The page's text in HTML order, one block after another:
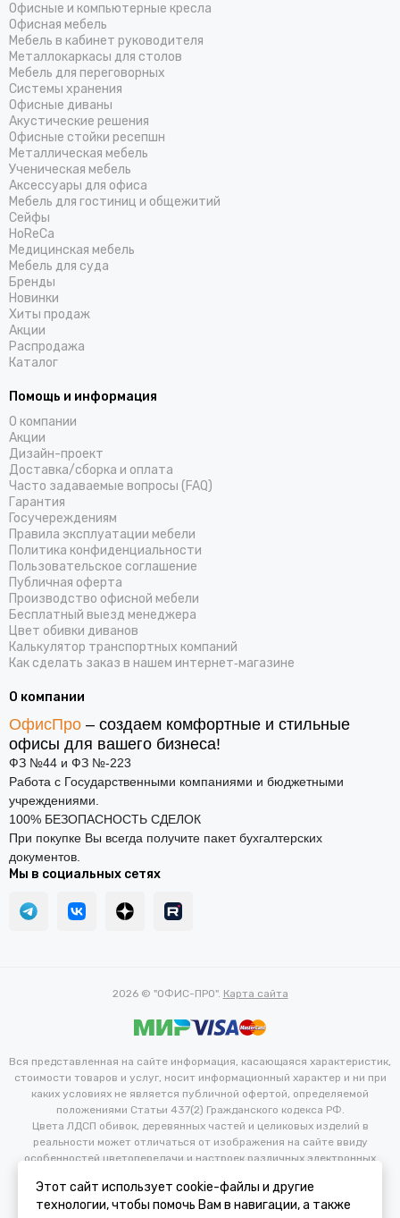
Офисные и компьютерные кресла
Офисная мебель
Мебель в кабинет руководителя
Металлокаркасы для столов
Мебель для переговорных
Системы хранения
Офисные диваны
Акустические решения
Офисные стойки ресепшн
Металлическая мебель
Ученическая мебель
Аксессуары для офиса
Мебель для гостиниц и общежитий
Cейфы
HoReCa
Медицинская мебель
Мебель для суда
Бренды
Новинки
Хиты продаж
Акции
Распродажа
Каталог
Помощь и информация
О компании
Акции
Дизайн-проект
Доставка/cборка и оплата
Часто задаваемые вопросы (FAQ)
Гарантия
Госучереждениям
Правила эксплуатации мебели
Политика конфиденциальности
Пользовательское соглашение
Публичная оферта
Производство офисной мебели
Бесплатный выезд менеджера
Цвет обивки диванов
Калькулятор транспортных компаний
Как сделать заказ в нашем интернет‑магазине
О компании
ОфисПро – создаем комфортные и стильные
офисы для вашего бизнеса!
ФЗ №44 и ФЗ №-223
Работа с Государственными компаниями и бюджетными
учреждениями.
100% БЕЗОПАСНОСТЬ СДЕЛОК
При покупке Вы всегда получите пакет бухгалтерских
документов.
Мы в социальных сетях
2026 © "ОФИС-ПРО". Карта сайта
Вся представленная на сайте информация, касающаяся характеристик,
стоимости товаров и услуг, носит информационный характер и ни при
каких условиях не является публичной офертой, определяемой
положениями Статьи 437(2) Гражданского кодекса РФ.
Цвета ЛДСП обивок, деревянных частей и целиковых изделий в
реальности может отличаться от изображения на сайте ввиду
особенностей цветопередачи и настроек различных электронных
изменения в технические и иные характеристики изделий для
улучшения их эксплуатационных и технических параметров без
Этот сайт использует cookie-файлы и другие
технологии, чтобы помочь Вам в навигации, а также